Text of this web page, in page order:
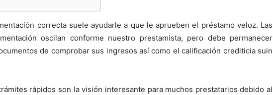
correcta suele ayudarle a que le aprueben el préstamo veloz. Las
oscilan conforme nuestro prestamista, pero debe permanecer
de comprobar sus ingresos así­ como el calificación crediticia suin
rápidos son la visión interesante para muchos prestatarios debido al